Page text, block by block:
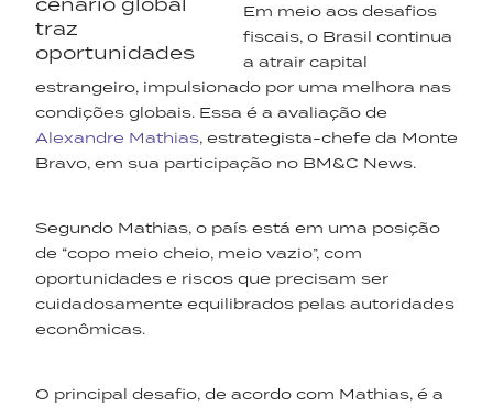
Em meio aos desafios
fiscais, o Brasil continua
a atrair capital
estrangeiro, impulsionado por uma melhora nas
condições globais. Essa é a avaliação de
Alexandre Mathias, estrategista-chefe da Monte
Bravo, em sua participação no BM&C News.
Segundo Mathias, o país está em uma posição
de “copo meio cheio, meio vazio”, com
oportunidades e riscos que precisam ser
cuidadosamente equilibrados pelas autoridades
econômicas.
O principal desafio, de acordo com Mathias, é a